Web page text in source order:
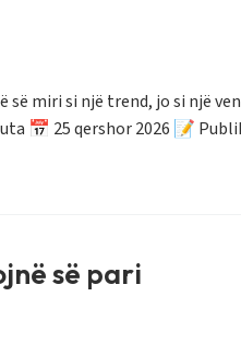
miri si një trend, jo si një
📅 25 qershor 2026 📝
së pari